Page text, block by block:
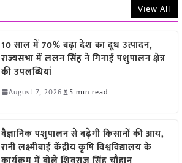
View All
10 साल में 70% बढ़ा देश का दूध उत्पादन,
राज्यसभा में ललन सिंह ने गिनाईं पशुपालन क्षेत्र
की उपलब्धियां
August 7, 2026 5 min read
वैज्ञानिक पशुपालन से बढ़ेगी किसानों की आय,
रानी लक्ष्मीबाई केंद्रीय कृषि विश्वविद्यालय के